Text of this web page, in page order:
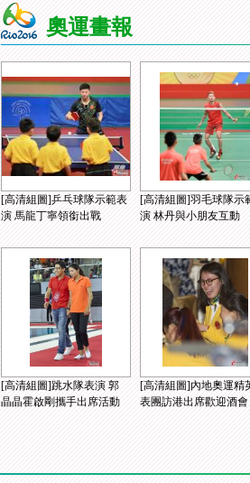
奧運畫報
[高清組圖]乒乓球隊示範表
演 馬龍丁寧領銜出戰
[高清組圖]羽毛球隊示
演 林丹與小朋友互動
[高清組圖]跳水隊表演 郭
晶晶霍啟剛攜手出席活動
[高清組圖]內地奧運精
表團訪港出席歡迎酒會